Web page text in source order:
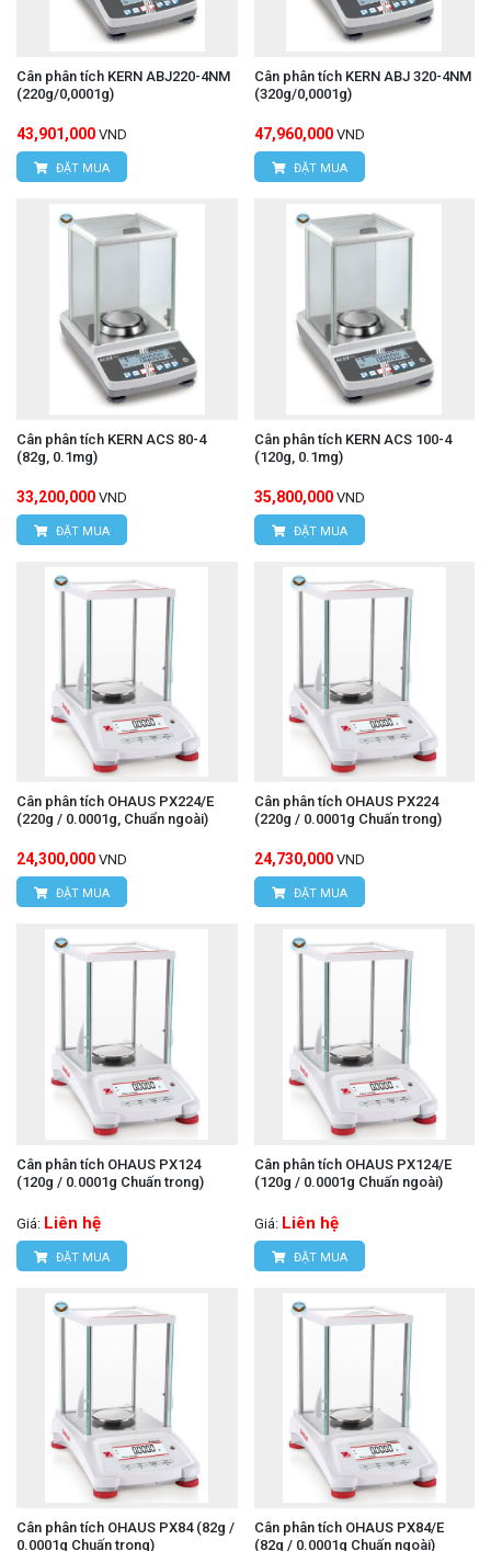
Cân phân tích KERN ABJ220-4NM
(220g/0,0001g)
43,901,000 VND
ĐẶT MUA
Cân phân tích KERN ABJ 320-4NM
(320g/0,0001g)
47,960,000 VND
ĐẶT MUA
Cân phân tích KERN ACS 80-4
(82g, 0.1mg)
33,200,000 VND
ĐẶT MUA
Cân phân tích KERN ACS 100-4
(120g, 0.1mg)
35,800,000 VND
ĐẶT MUA
Cân phân tích OHAUS PX224/E
(220g / 0.0001g, Chuẩn ngoài)
24,300,000 VND
ĐẶT MUA
Cân phân tích OHAUS PX224
(220g / 0.0001g Chuấn trong)
24,730,000 VND
ĐẶT MUA
Cân phân tích OHAUS PX124
(120g / 0.0001g Chuấn trong)
Giá: Liên hệ
ĐẶT MUA
Cân phân tích OHAUS PX124/E
(120g / 0.0001g Chuấn ngoài)
Giá: Liên hệ
ĐẶT MUA
Cân phân tích OHAUS PX84 (82g /
0.0001g Chuấn trong)
Cân phân tích OHAUS PX84/E
(82g / 0.0001g Chuấn ngoài)